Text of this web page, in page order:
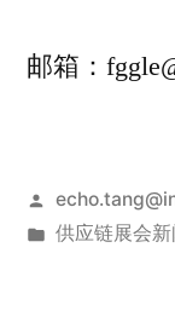
邮箱：
供应链展会新